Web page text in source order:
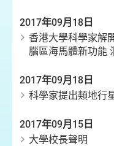
2017年09月18日
香港大學科學家解
腦區海馬體新功能
2017年09月18日
科學家提出類地行
2017年09月15日
大學校長聲明